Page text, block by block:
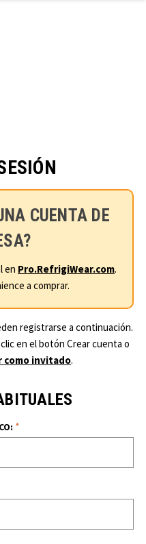
CUENTA DE
en Pro.RefrigiWear.com.
a comprar.
registrarse a continuación.
en el botón Crear cuenta o
como invitado.
*